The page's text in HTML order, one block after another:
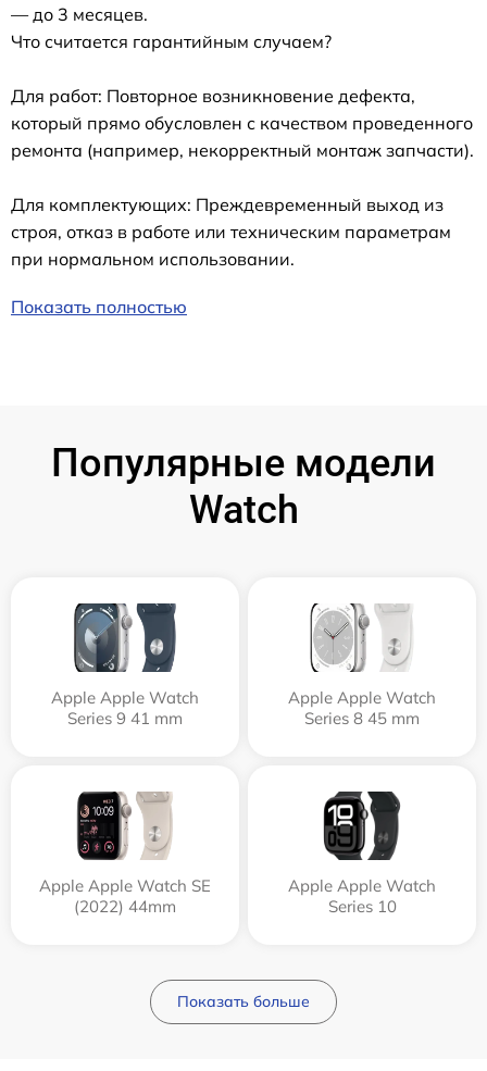
— до 3 месяцев.
Что считается гарантийным случаем?
Для работ: Повторное возникновение дефекта,
который прямо обусловлен с качеством проведенного
ремонта (например, некорректный монтаж запчасти).
Для комплектующих: Преждевременный выход из
строя, отказ в работе или техническим параметрам
при нормальном использовании.
Показать полностью
Популярные модели
Watch
Apple Apple Watch
Series 9 41 mm
Apple Apple Watch
Series 8 45 mm
Apple Apple Watch SE
(2022) 44mm
Apple Apple Watch
Series 10
Показать больше